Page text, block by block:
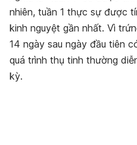
nhiên, tuần 1 thực sự được
kinh nguyệt gần nhất. Vì
14 ngày sau ngày đầu tiên
quá trình thụ tinh thường
kỳ.